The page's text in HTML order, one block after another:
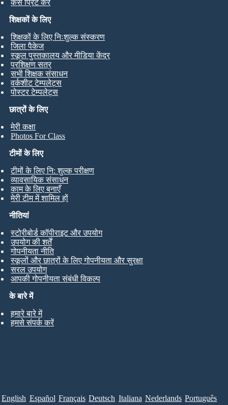
कैसे प्रिंट करें
छात्रों के लिए
मेरी कक्षा
Photos For Class
शिक्षकों के लिए
शिक्षकों के लिए निःशुल्क संस्करण
जिला पैकेज
स्कूल पुस्तकालय और मीडिया केंद्र
प्रशिक्षण सत्र
सभी शिक्षक संसाधन
वर्कशीट टेम्पलेट्स
पोस्टर टेम्पलेट्स
टीमों के लिए
टीमों के लिए नि: शुल्क परीक्षण
व्यावसायिक संसाधन
काम के लिए बनाएँ
मेरी टीम में शामिल हों
के बारे में
हमारे बारे में
हमसे संपर्क करें
नीतियां
स्टोरीबोर्ड कॉपीराइट और उपयोग
उपयोग की शर्तें
गोपनीयता नीति
स्कूलों और छात्रों के लिए गोपनीयता और सुरक्षा
सरल उपयोग
आपकी गोपनीयता संबंधी विकल्प
English Español Français Deutsch Italiana Nederlands Português